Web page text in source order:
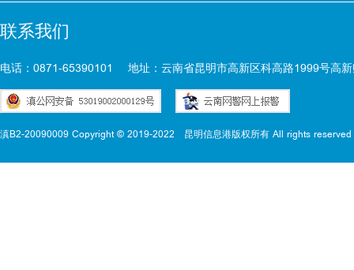
联系我们
电话：0871-65390101 地址：云南省昆明市高新区科高路1999号高
滇B2-20090009 Copyright © 2019-2022 昆明信息港版权所有 All rights reserved